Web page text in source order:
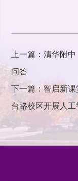
上一篇：清华附
问答
下一篇：智启新
台路校区开展人